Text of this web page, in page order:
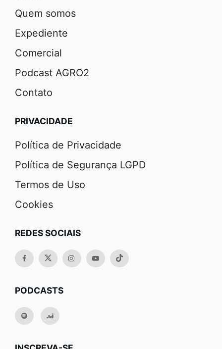
Quem somos
Expediente
Comercial
Podcast AGRO2
Contato
PRIVACIDADE
Política de Privacidade
Política de Segurança LGPD
Termos de Uso
Cookies
REDES SOCIAIS
PODCASTS